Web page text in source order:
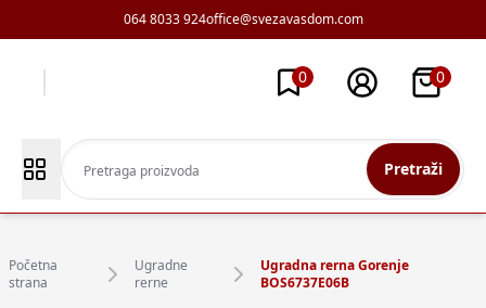
064 8033 924office@svezavasdom.com
0 0
Pretraži
Početna
strana
Ugradne
rerne
Ugradna rerna Gorenje
BOS6737E06B